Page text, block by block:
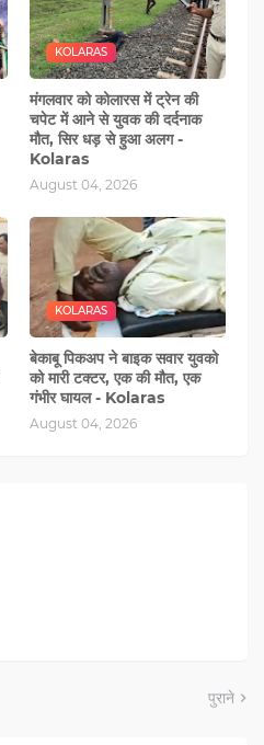
KOLARAS
मंगलवार को कोलारस में ट्रेन की
चपेट में आने से युवक की दर्दनाक
मौत, सिर धड़ से हुआ अलग -
Kolaras
August 04, 2026
KOLARAS
बेकाबू पिकअप ने बाइक सवार युवको
को मारी टक्टर, एक की मौत, एक
गंभीर घायल - Kolaras
August 04, 2026
पुराने